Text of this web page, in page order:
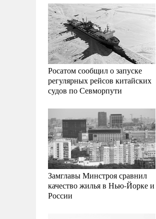
Росатом сообщил о запуске
регулярных рейсов китайских
судов по Севморпути
Замглавы Минстроя сравнил
качество жилья в Нью-Йорке и
России